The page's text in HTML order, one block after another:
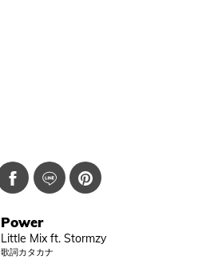
Power
Little Mix ft. Stormzy
歌詞カタカナ